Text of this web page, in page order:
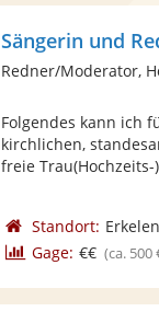
Sängerin und
Redner/Moderator,
Folgendes kann ich
kirchlichen,
freie
Standort:
Gage: €€ (ca.